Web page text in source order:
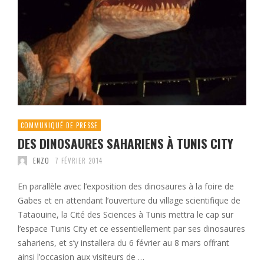
COMMUNIQUÉ DE PRESSE
DES DINOSAURES SAHARIENS À TUNIS CITY
ENZO 7 FÉVRIER 2014
En parallèle avec l’exposition des dinosaures à la foire de
Gabes et en attendant l’ouverture du village scientifique de
Tataouine, la Cité des Sciences à Tunis mettra le cap sur
l’espace Tunis City et ce essentiellement par ses dinosaures
sahariens, et s’y installera du 6 février au 8 mars offrant
ainsi l’occasion aux visiteurs de …